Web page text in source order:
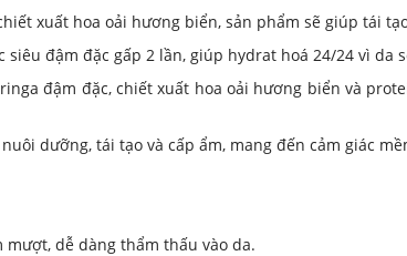
xuất hoa oải hương biển, sản phẩm sẽ giúp tái
đậm đặc gấp 2 lần, giúp hydrat hoá 24/24 vì da
đậm đặc, chiết xuất hoa oải hương biển và
dưỡng, tái tạo và cấp ẩm, mang đến cảm giác
dễ dàng thẩm thấu vào da.